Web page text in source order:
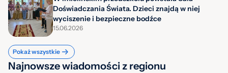
Doświadczania Świata. Dzieci znajdą w niej
wyciszenie i bezpieczne bodźce
15.06.2026
Pokaż wszystkie
Najnowsze wiadomości z regionu